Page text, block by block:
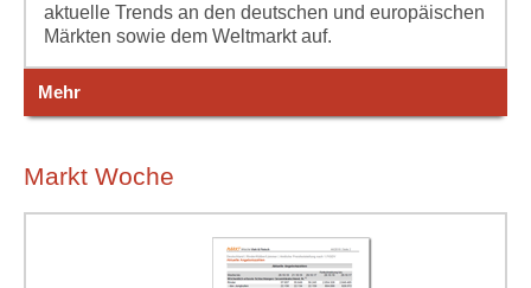
aktuelle Trends an den deutschen und europäischen
Märkten sowie dem Weltmarkt auf.
Mehr
Markt Woche